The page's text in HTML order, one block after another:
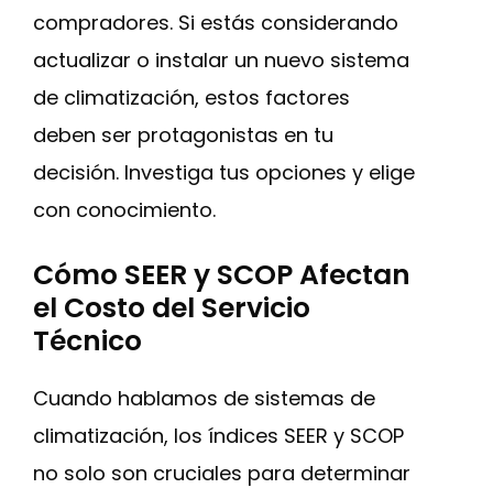
compradores. Si estás considerando
actualizar o instalar un nuevo sistema
de climatización, estos factores
deben ser protagonistas en tu
decisión. Investiga tus opciones y elige
con conocimiento.
Cómo SEER y SCOP Afectan
el Costo del Servicio
Técnico
Cuando hablamos de sistemas de
climatización, los índices SEER y SCOP
no solo son cruciales para determinar